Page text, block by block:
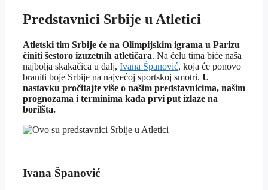
Predstavnici Srbije u Atletici
Atletski tim Srbije će na Olimpijskim igrama u Parizu
činiti šestoro izuzetnih atletičara. Na čelu tima biće naša
najbolja skakačica u dalj, Ivana Španović, koja će ponovo
braniti boje Srbije na najvećoj sportskoj smotri. U
nastavku pročitajte više o našim predstavnicima, našim
prognozama i terminima kada prvi put izlaze na
borilšta.
Ivana Španović